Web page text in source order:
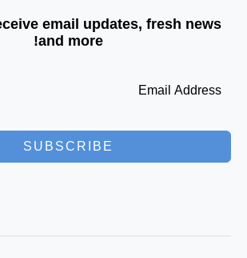
email updates, fresh news
and more!
SUBSCRIBE